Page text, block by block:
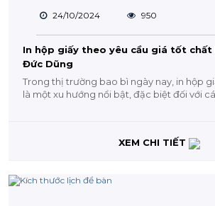
24/10/2024 950
In hộp giấy theo yêu cầu giá tốt chất
Đức Dũng
Trong thị trường bao bì ngày nay, in hộp
là một xu hướng nổi bật, đặc biệt đối với
XEM CHI TIẾT